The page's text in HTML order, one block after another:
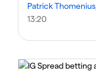
Patrick Thomenius
13:20